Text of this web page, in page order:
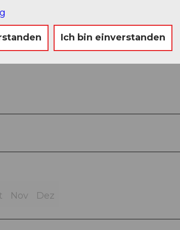
Nov Dez
Ich bin einverstanden